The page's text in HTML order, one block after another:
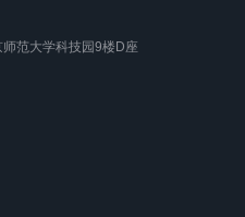
范大学科技园9楼D座